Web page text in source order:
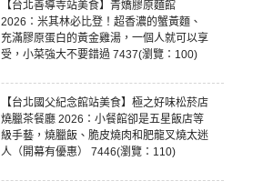
【台北善導寺站美食】青嬌膠原麵館
2026：米其林必比登！超香濃的蟹黃麵、
充滿膠原蛋白的黃金雞湯，一個人就可以享
受，小菜強大不要錯過 7437(瀏覽：100)
【台北國父紀念館站美食】極之好味松菸店
燒臘茶餐廳 2026：小餐館卻是五星飯店等
級手藝，燒臘飯、脆皮燒肉和肥龍叉燒太迷
人（開幕有優惠） 7446(瀏覽：110)